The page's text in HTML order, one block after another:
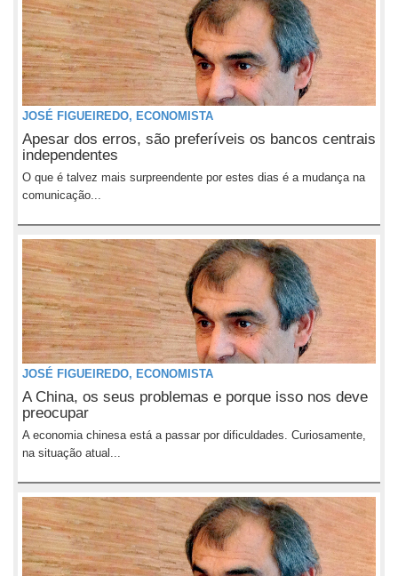
JOSÉ FIGUEIREDO, ECONOMISTA
Apesar dos erros, são preferíveis os bancos centrais
independentes
O que é talvez mais surpreendente por estes dias é a mudança na
comunicação...
JOSÉ FIGUEIREDO, ECONOMISTA
A China, os seus problemas e porque isso nos deve
preocupar
A economia chinesa está a passar por dificuldades. Curiosamente,
na situação atual...